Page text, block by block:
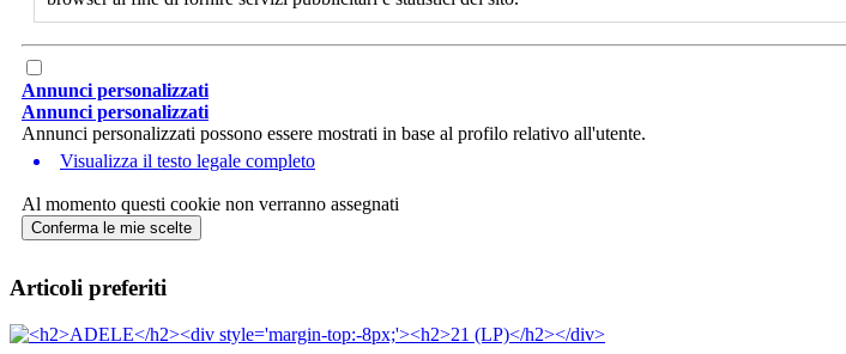
Annunci personalizzati
Annunci personalizzati
Annunci personalizzati possono essere mostrati in base al profilo relativo all'utente.
Visualizza il testo legale completo
Al momento questi cookie non verranno assegnati
Conferma le mie scelte
Articoli preferiti